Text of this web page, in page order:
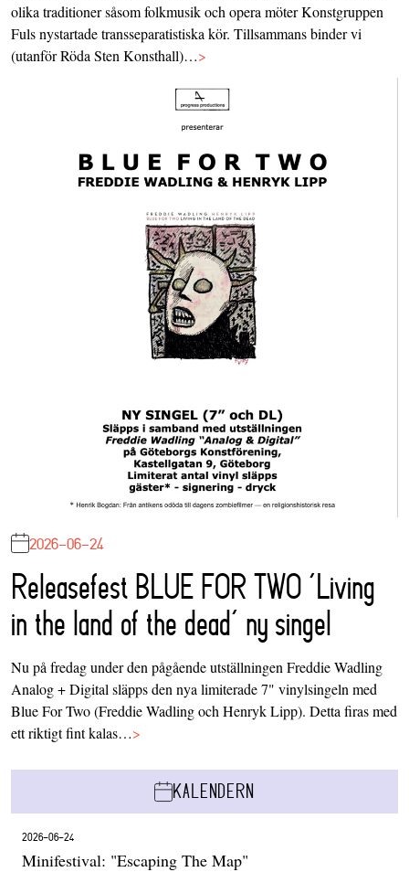
olika traditioner såsom folkmusik och opera möter Konstgruppen
Fuls nystartade transseparatistiska kör. Tillsammans binder vi
(utanför Röda Sten Konsthall)…>
2026-06-24
Releasefest BLUE FOR TWO ‘Living
in the land of the dead’ ny singel
Nu på fredag under den pågående utställningen Freddie Wadling
Analog + Digital släpps den nya limiterade 7" vinylsingeln med
Blue For Two (Freddie Wadling och Henryk Lipp). Detta firas med
ett riktigt fint kalas…>
KALENDERN
2026-06-24
Minifestival: "Escaping The Map"